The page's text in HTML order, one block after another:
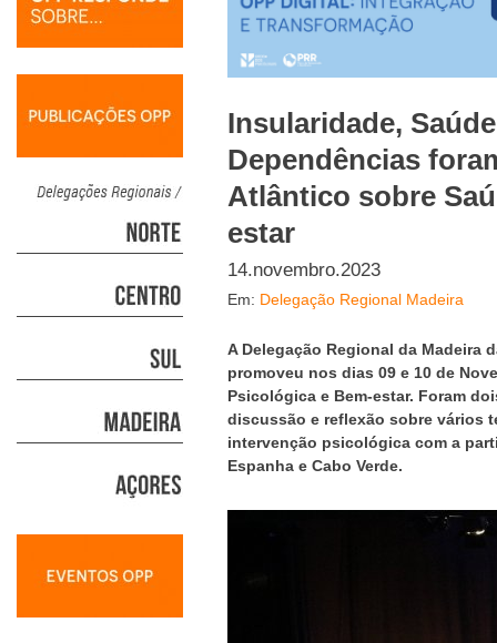
Insularidade,
Dependências
Atlântico sobre
estar
14.novembro.2023
Em: Delegação Regional Madeira
A Delegação Regional da Madeira
promoveu nos dias 09 e 10 de
Psicológica e Bem-estar. Foram
discussão e reflexão sobre vários
intervenção psicológica com a
Espanha e Cabo Verde.